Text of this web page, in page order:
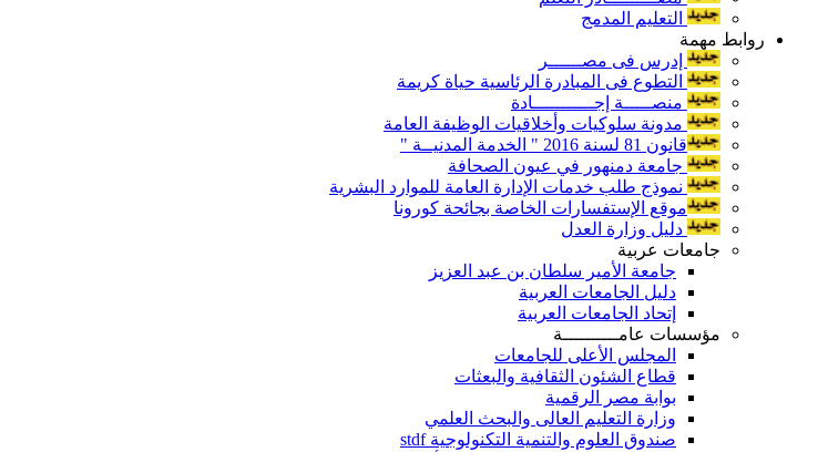
التعليم المدمج
روابط مهمة
إدرس فى مصــــــر
التطوع فى المبادرة الرئاسية حياة كريمة
منصـــــة إجـــــــــــادة
مدونة سلوكيات وأخلاقيات الوظيفة العامة
قانون 81 لسنة 2016 " الخدمة المدنيــة "
جامعة دمنهور في عيون الصحافة
نموذج طلب خدمات الإدارة العامة للموارد البشرية
موقع الإستفسارات الخاصة بجائحة كورونا
دليل وزارة العدل
جامعات عربية
جامعة الأمير سلطان بن عبد العزيز
دليل الجامعات العربية
إتحاد الجامعات العربية
مؤسسات عامــــــــــة
المجلس الأعلى للجامعات
قطاع الشئون الثقافية والبعثات
بوابة مصر الرقمية
وزارة التعليم العالى والبحث العلمي
صندوق العلوم والتنمية التكنولوجية stdf